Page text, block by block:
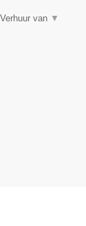
van ▼